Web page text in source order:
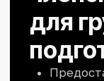
новости
Наши
события,